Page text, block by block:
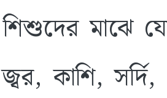
মাঝে
কাশি,